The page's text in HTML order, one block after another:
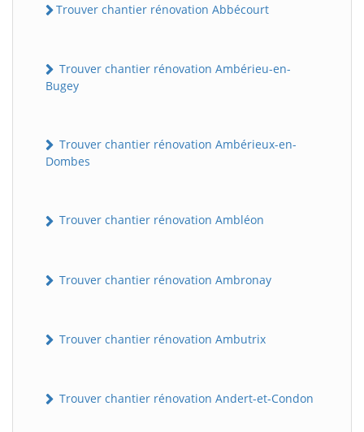
Trouver chantier rénovation Abbécourt
Trouver chantier rénovation Ambérieu-en-
Bugey
Trouver chantier rénovation Ambérieux-en-
Dombes
Trouver chantier rénovation Ambléon
Trouver chantier rénovation Ambronay
Trouver chantier rénovation Ambutrix
Trouver chantier rénovation Andert-et-Condon